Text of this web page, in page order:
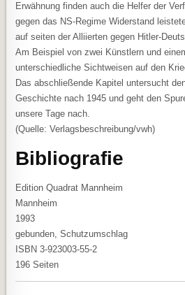
Erwähnung finden auch die Helfer der
gegen das NS-Regime Widerstand
auf seiten der Alliierten gegen Hitler-
Am Beispiel von zwei Künstlern und
unterschiedliche Sichtweisen auf den
Das abschließende Kapitel untersucht
Geschichte nach 1945 und geht den
unsere Tage nach.
(Quelle: Verlagsbeschreibung/vwh)
Bibliografie
Edition Quadrat Mannheim
Mannheim
1993
gebunden, Schutzumschlag
ISBN 3-923003-55-2
196 Seiten